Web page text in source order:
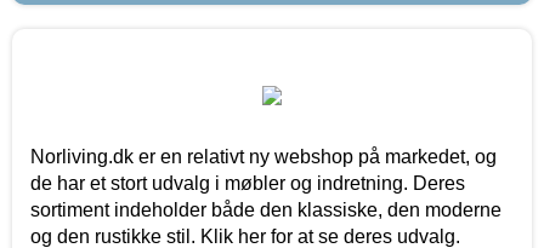
Norliving.dk er en relativt ny webshop på markedet, og
de har et stort udvalg i møbler og indretning. Deres
sortiment indeholder både den klassiske, den moderne
og den rustikke stil. Klik her for at se deres udvalg.